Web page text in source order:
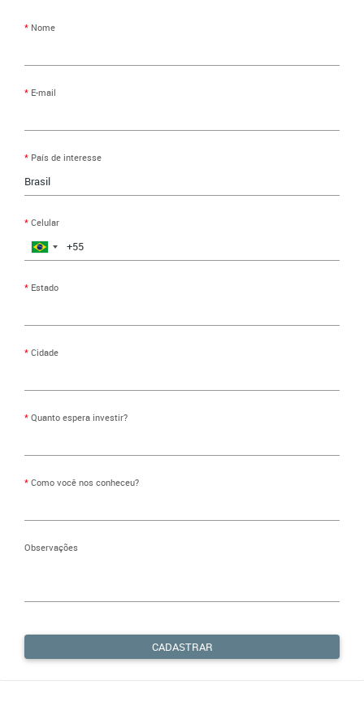
Nome
E-mail
País de interesse
Celular
Brazil
+55
Estado
Cidade
Quanto espera investir?
Como você nos conheceu?
Observações
CADASTRAR